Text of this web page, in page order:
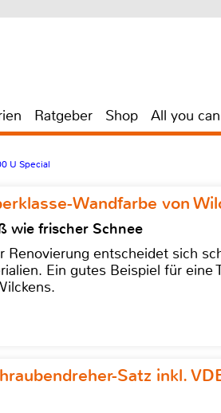
Ratgeber Shop All you
U Special
Wandfarbe von
wie frischer Schnee
Renovierung entscheidet sich
Ein gutes Beispiel für eine
Satz inkl.